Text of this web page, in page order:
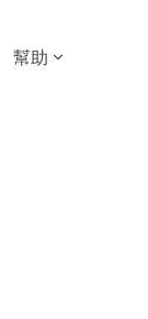
幫助